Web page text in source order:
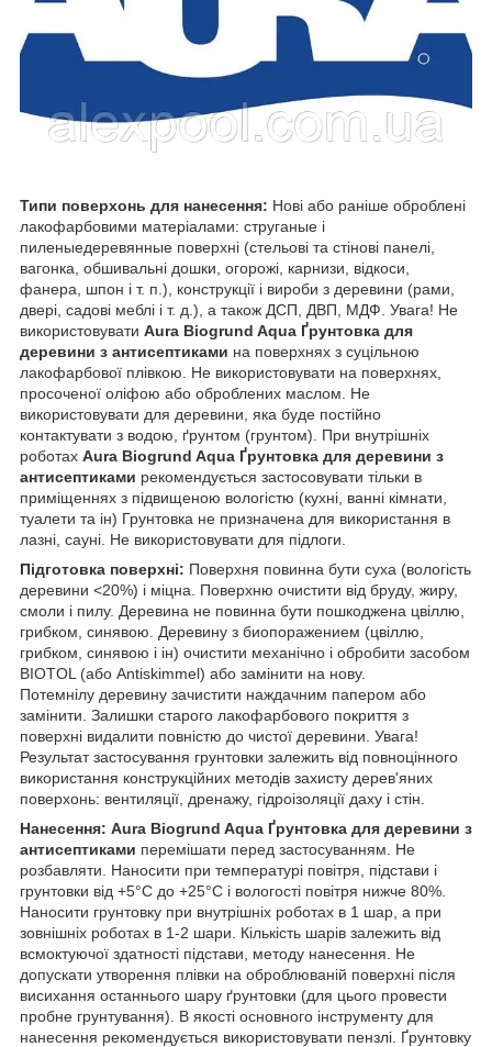
Типи поверхонь для нанесення: Нові або раніше оброблені
лакофарбовими матеріалами: струганые і
пиленыедеревянные поверхні (стельові та стінові панелі,
вагонка, обшивальні дошки, огорожі, карнизи, відкоси,
фанера, шпон і т. п.), конструкції і вироби з деревини (рами,
двері, садові меблі і т. д.), а також ДСП, ДВП, МДФ. Увага! Не
використовувати Aura Biogrund Aqua Ґрунтовка для
деревини з антисептиками на поверхнях з суцільною
лакофарбової плівкою. Не використовувати на поверхнях,
просоченої оліфою або оброблених маслом. Не
використовувати для деревини, яка буде постійно
контактувати з водою, ґрунтом (грунтом). При внутрішніх
роботах Aura Biogrund Aqua Ґрунтовка для деревини з
антисептиками рекомендується застосовувати тільки в
приміщеннях з підвищеною вологістю (кухні, ванні кімнати,
туалети та ін) Грунтовка не призначена для використання в
лазні, сауні. Не використовувати для підлоги.
Підготовка поверхні: Поверхня повинна бути суха (вологість
деревини <20%) і міцна. Поверхню очистити від бруду, жиру,
смоли і пилу. Деревина не повинна бути пошкоджена цвіллю,
грибком, синявою. Деревину з биопоражением (цвіллю,
грибком, синявою і ін) очистити механічно і обробити засобом
BIOTOL (або Antiskimmel) або замінити на нову.
Потемнілу деревину зачистити наждачним папером або
замінити. Залишки старого лакофарбового покриття з
поверхні видалити повністю до чистої деревини. Увага!
Результат застосування грунтовки залежить від повноцінного
використання конструкційних методів захисту дерев'яних
поверхонь: вентиляції, дренажу, гідроізоляції даху і стін.
Нанесення: Aura Biogrund Aqua Ґрунтовка для деревини з
антисептиками перемішати перед застосуванням. Не
розбавляти. Наносити при температурі повітря, підстави і
грунтовки від +5°С до +25°С і вологості повітря нижче 80%.
Наносити грунтовку при внутрішніх роботах в 1 шар, а при
зовнішніх роботах в 1-2 шари. Кількість шарів залежить від
всмоктуючої здатності підстави, методу нанесення. Не
допускати утворення плівки на оброблюваній поверхні після
висихання останнього шару ґрунтовки (для цього провести
пробне грунтування). В якості основного інструменту для
нанесення рекомендується використовувати пензлі. Ґрунтовку